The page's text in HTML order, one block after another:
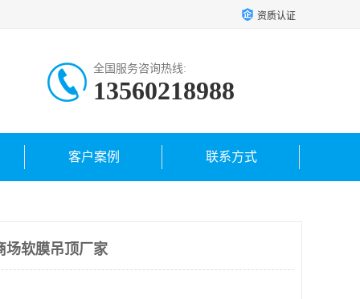
资质认证
全国服务咨询热线:
13560218988
客户案例 联系方式
场软膜吊顶厂家